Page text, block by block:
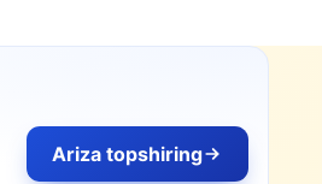
Ariza topshiring